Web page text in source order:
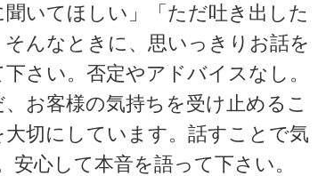
聞いてほしい」「ただ吐き出した
そんなときに、思いっきりお話を
下さい。否定やアドバイスなし。
、お客様の気持ちを受け止めるこ
大切にしています。話すことで気
心して本音を語って下さい。